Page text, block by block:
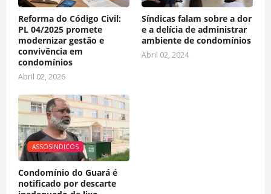
Reforma do Código Civil:
PL 04/2025 promete
modernizar gestão e
convivência em
condomínios
Abril 02, 2026
Síndicas falam sobre a dor
e a delícia de administrar
ambiente de condomínios
Abril 02, 2024
ASSOSINDICOS
Condomínio do Guará é
notificado por descarte